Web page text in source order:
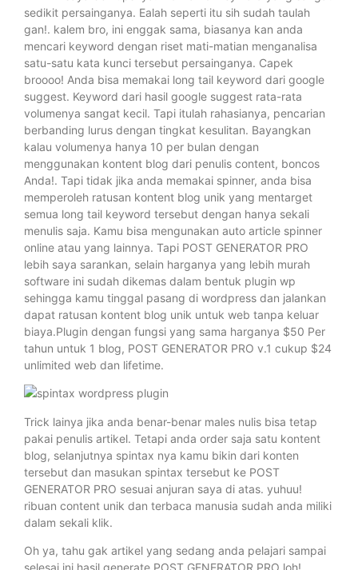
sedikit persainganya. Ealah seperti itu sih sudah taulah
gan!. kalem bro, ini enggak sama, biasanya kan anda
mencari keyword dengan riset mati-matian menganalisa
satu-satu kata kunci tersebut persainganya. Capek
broooo! Anda bisa memakai long tail keyword dari google
suggest. Keyword dari hasil google suggest rata-rata
volumenya sangat kecil. Tapi itulah rahasianya, pencarian
berbanding lurus dengan tingkat kesulitan. Bayangkan
kalau volumenya hanya 10 per bulan dengan
menggunakan kontent blog dari penulis content, boncos
Anda!. Tapi tidak jika anda memakai spinner, anda bisa
memperoleh ratusan kontent blog unik yang mentarget
semua long tail keyword tersebut dengan hanya sekali
menulis saja. Kamu bisa mengunakan auto article spinner
online atau yang lainnya. Tapi POST GENERATOR PRO
lebih saya sarankan, selain harganya yang lebih murah
software ini sudah dikemas dalam bentuk plugin wp
sehingga kamu tinggal pasang di wordpress dan jalankan
dapat ratusan kontent blog unik untuk web tanpa keluar
biaya.Plugin dengan fungsi yang sama harganya $50 Per
tahun untuk 1 blog, POST GENERATOR PRO v.1 cukup $24
unlimited web dan lifetime.
Trick lainya jika anda benar-benar males nulis bisa tetap
pakai penulis artikel. Tetapi anda order saja satu kontent
blog, selanjutnya spintax nya kamu bikin dari konten
tersebut dan masukan spintax tersebut ke POST
GENERATOR PRO sesuai anjuran saya di atas. yuhuu!
ribuan content unik dan terbaca manusia sudah anda miliki
dalam sekali klik.
Oh ya, tahu gak artikel yang sedang anda pelajari sampai
selesai ini hasil generate POST GENERATOR PRO loh!